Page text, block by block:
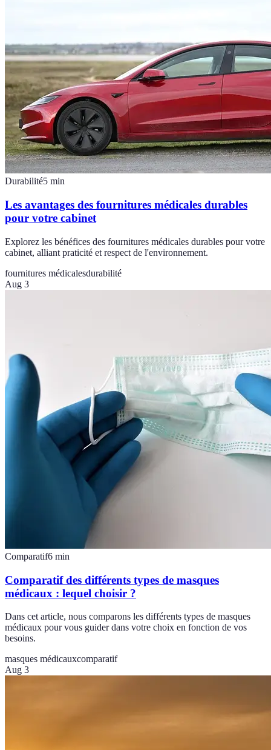
Durabilité5 min
Les avantages des fournitures médicales durables
pour votre cabinet
Explorez les bénéfices des fournitures médicales durables pour votre
cabinet, alliant praticité et respect de l'environnement.
fournitures médicalesdurabilité
Aug 3
Comparatif6 min
Comparatif des différents types de masques
médicaux : lequel choisir ?
Dans cet article, nous comparons les différents types de masques
médicaux pour vous guider dans votre choix en fonction de vos
besoins.
masques médicauxcomparatif
Aug 3